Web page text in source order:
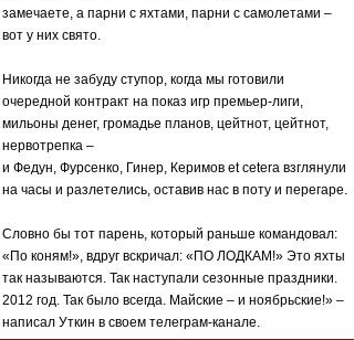
замечаете, а парни с яхтами, парни с самолетами –
вот у них свято.
Никогда не забуду ступор, когда мы готовили
очередной контракт на показ игр премьер-лиги,
мильоны денег, громадье планов, цейтнот, цейтнот,
нервотрепка –
и Федун, Фурсенко, Гинер, Керимов еt cetera взглянули
на часы и разлетелись, оставив нас в поту и перегаре.
Словно бы тот парень, который раньше командовал:
«По коням!», вдруг вскричал: «ПО ЛОДКАМ!» Это яхты
так называются. Так наступали сезонные праздники.
2012 год. Так было всегда. Майские – и ноябрьские!» –
написал Уткин в своем телеграм-канале.